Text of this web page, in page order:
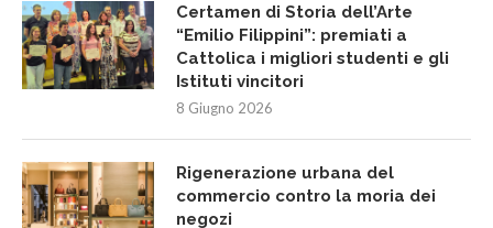
Certamen di Storia dell’Arte
“Emilio Filippini”: premiati a
Cattolica i migliori studenti e gli
Istituti vincitori
8 Giugno 2026
Rigenerazione urbana del
commercio contro la moria dei
negozi